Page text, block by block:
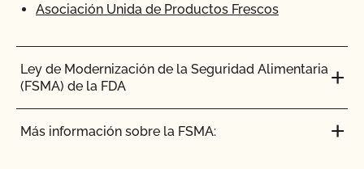
Asociación Unida de Productos Frescos
Ley de Modernización de la Seguridad Alimentaria
(FSMA) de la FDA
Más información sobre la FSMA: